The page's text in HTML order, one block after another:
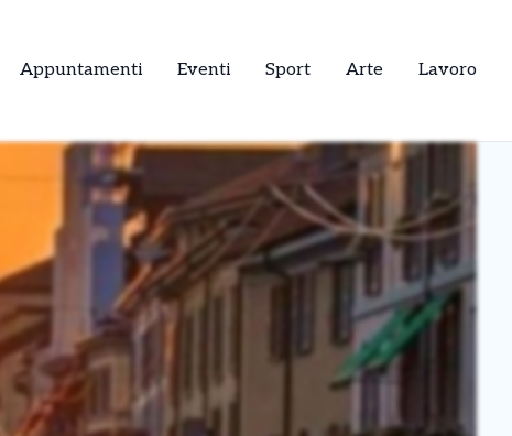
Appuntamenti Eventi Sport Arte Lavoro